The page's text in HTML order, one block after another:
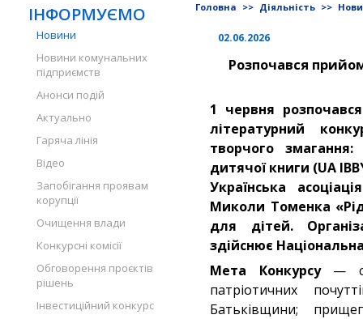
ІНФОРМУЄМО
Новини
Новини комунальних
підприємств
Анонси подій
Актуально
Гаряча лінія
Відео
Запобігання проявам
корупції
Очищення влади
Конкурсні комісії
Обговорення проєктів
рішень
Інвестиційний конкурс
Головна >> Діяльність >>
02.06.2026
Розпочався
1 червня
літературний
творчого
дитячої книги (UA
Українська
Миколи Томенка
для дітей.
здійснює
Мета Конкурсу—
патріотичних
Батьківщини;